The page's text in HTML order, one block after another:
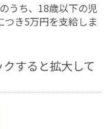
うち、18歳以下の児
き5万円を支給しま
すると拡大して